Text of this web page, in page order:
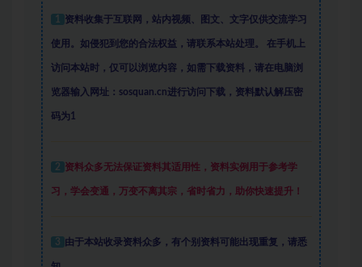
1 资料收集于互联网 ， 站内视频、图文、文字仅供交流学习
使用。如侵犯到您的合法权益，请联系本站处理。 在手机上
访问本站时，仅可以浏览内容，如需下载资料，请在电脑浏
览器输入网址：sosquan.cn进行访问下载， 资料默认解压密
码为1
2 资料众多无法保证资料其适用性，资料实例 用于参考学
习，学会变通，万变不离其宗，省时省力，助你快速提升！
3 由于本站收录资料众多，有个别资料可能出现重复，请悉